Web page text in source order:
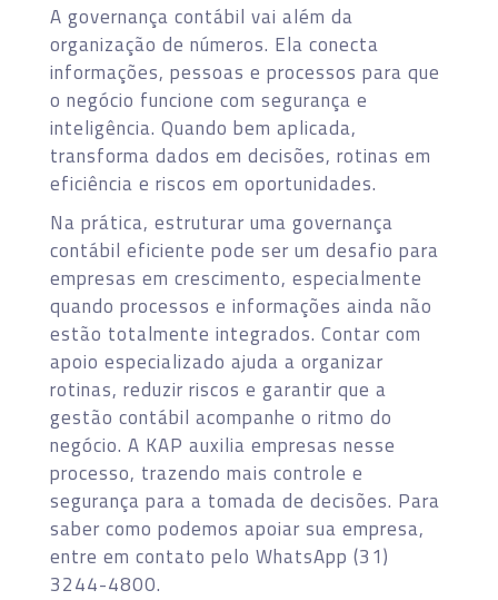
A governança contábil vai além da
organização de números. Ela conecta
informações, pessoas e processos para que
o negócio funcione com segurança e
inteligência. Quando bem aplicada,
transforma dados em decisões, rotinas em
eficiência e riscos em oportunidades.
Na prática, estruturar uma governança
contábil eficiente pode ser um desafio para
empresas em crescimento, especialmente
quando processos e informações ainda não
estão totalmente integrados. Contar com
apoio especializado ajuda a organizar
rotinas, reduzir riscos e garantir que a
gestão contábil acompanhe o ritmo do
negócio. A KAP auxilia empresas nesse
processo, trazendo mais controle e
segurança para a tomada de decisões. Para
saber como podemos apoiar sua empresa,
entre em contato pelo WhatsApp (31)
3244-4800.